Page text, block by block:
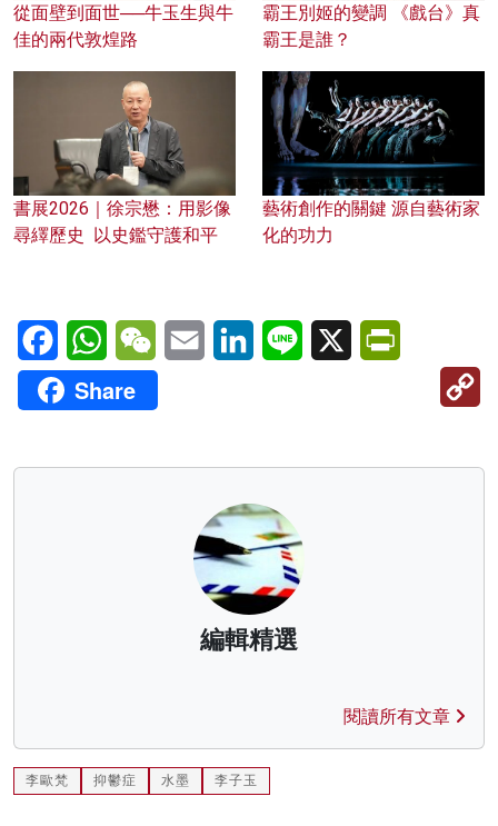
從面壁到面世──牛玉生與牛
佳的兩代敦煌路
霸王別姬的變調 《戲台》真
霸王是誰？
書展2026｜徐宗懋：用影像
尋繹歷史 以史鑑守護和平
藝術創作的關鍵 源自藝術家
化的功力
FacebookWhatsAppWeChatEmail LinkedInLine X
Share
編輯精選
閱讀所有文章
李歐梵 抑鬱症 水墨 李子玉